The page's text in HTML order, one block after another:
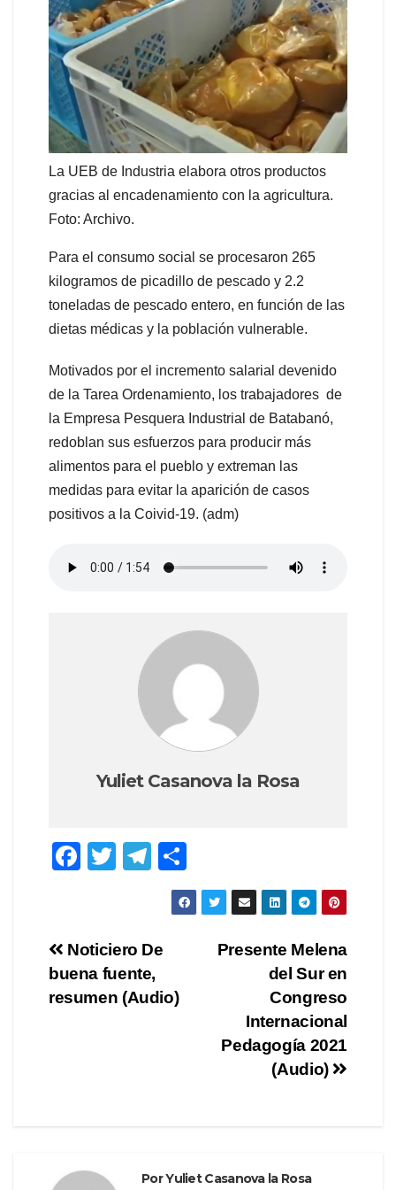
La UEB de Industria elabora otros productos
gracias al encadenamiento con la agricultura.
Foto: Archivo.
Para el consumo social se procesaron 265
kilogramos de picadillo de pescado y 2.2
toneladas de pescado entero, en función de las
dietas médicas y la población vulnerable.
Motivados por el incremento salarial devenido
de la Tarea Ordenamiento, los trabajadores de
la Empresa Pesquera Industrial de Batabanó,
redoblan sus esfuerzos para producir más
alimentos para el pueblo y extreman las
medidas para evitar la aparición de casos
positivos a la Coivid-19. (adm)
Yuliet Casanova la Rosa
F
e
b
o
T
er
T
el
gr
a
m
o
m
Navegación
de
Presente Melena
del Sur en
Congreso
Internacional
Pedagogía 2021
(Audio)
Noticiero De
buena fuente,
resumen (Audio)
PorYuliet Casanova la Rosa